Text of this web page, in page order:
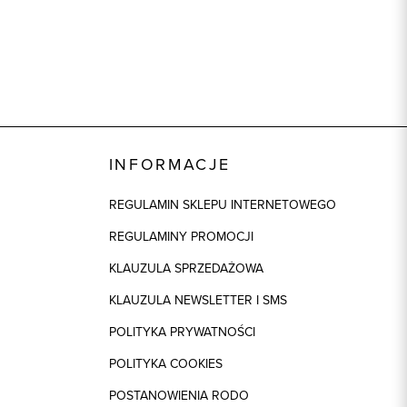
INFORMACJE
REGULAMIN SKLEPU INTERNETOWEGO
REGULAMINY PROMOCJI
KLAUZULA SPRZEDAŻOWA
KLAUZULA NEWSLETTER I SMS
POLITYKA PRYWATNOŚCI
POLITYKA COOKIES
POSTANOWIENIA RODO